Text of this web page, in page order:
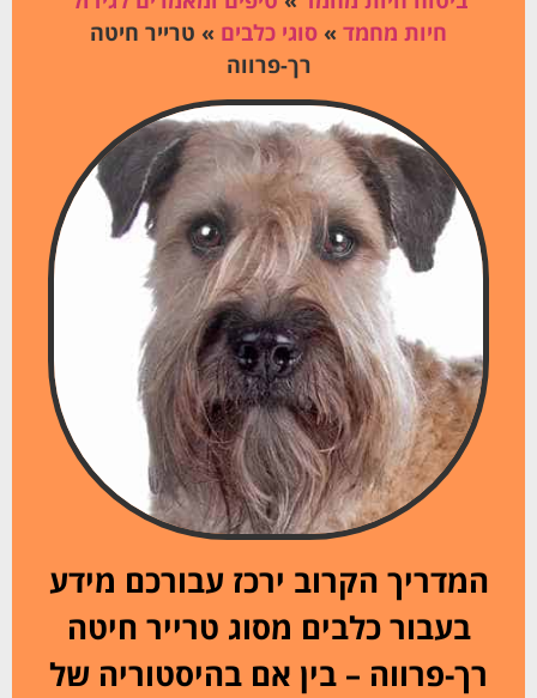
חיות מחמד » סוגי כלבים » טרייר חיטה
רך-פרווה
המדריך הקרוב ירכז עבורכם מידע
בעבור כלבים מסוג טרייר חיטה
רך-פרווה – בין אם בהיסטוריה של